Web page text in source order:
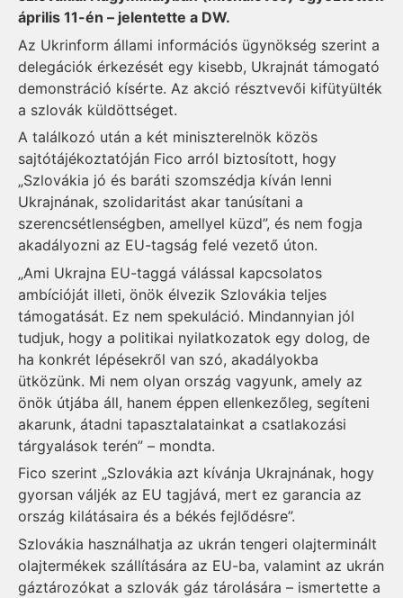
április 11-én – jelentette a DW.
Az Ukrinform állami információs ügynökség szerint a
delegációk érkezését egy kisebb, Ukrajnát támogató
demonstráció kísérte. Az akció résztvevői kifütyülték
a szlovák küldöttséget.
A találkozó után a két miniszterelnök közös
sajtótájékoztatóján Fico arról biztosított, hogy
„Szlovákia jó és baráti szomszédja kíván lenni
Ukrajnának, szolidaritást akar tanúsítani a
szerencsétlenségben, amellyel küzd”, és nem fogja
akadályozni az EU-tagság felé vezető úton.
„Ami Ukrajna EU-taggá válással kapcsolatos
ambícióját illeti, önök élvezik Szlovákia teljes
támogatását. Ez nem spekuláció. Mindannyian jól
tudjuk, hogy a politikai nyilatkozatok egy dolog, de
ha konkrét lépésekről van szó, akadályokba
ütközünk. Mi nem olyan ország vagyunk, amely az
önök útjába áll, hanem éppen ellenkezőleg, segíteni
akarunk, átadni tapasztalatainkat a csatlakozási
tárgyalások terén” – mondta.
Fico szerint „Szlovákia azt kívánja Ukrajnának, hogy
gyorsan váljék az EU tagjává, mert ez garancia az
ország kilátásaira és a békés fejlődésre”.
Szlovákia használhatja az ukrán tengeri olajterminált
olajtermékek szállítására az EU-ba, valamint az ukrán
gáztározókat a szlovák gáz tárolására – ismertette a